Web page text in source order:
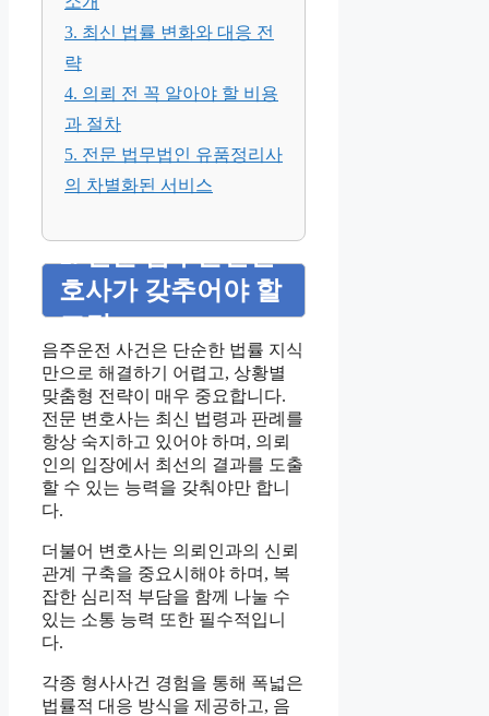
3. 최신 법률 변화와 대응 전
략
4. 의뢰 전 꼭 알아야 할 비용
과 절차
5. 전문 법무법인 유품정리사
의 차별화된 서비스
호사가 갖추어야 할
조건
음주운전 사건은 단순한 법률 지식
만으로 해결하기 어렵고, 상황별
맞춤형 전략이 매우 중요합니다.
전문 변호사는 최신 법령과 판례를
항상 숙지하고 있어야 하며, 의뢰
인의 입장에서 최선의 결과를 도출
할 수 있는 능력을 갖춰야만 합니
다.
더불어 변호사는 의뢰인과의 신뢰
관계 구축을 중요시해야 하며, 복
잡한 심리적 부담을 함께 나눌 수
있는 소통 능력 또한 필수적입니
다.
각종 형사사건 경험을 통해 폭넓은
법률적 대응 방식을 제공하고, 음